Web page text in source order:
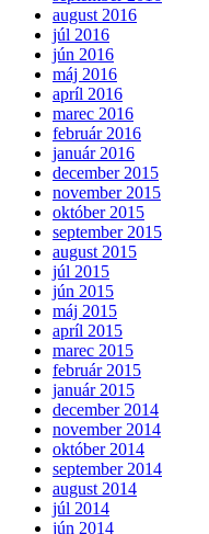
august 2016
júl 2016
jún 2016
máj 2016
apríl 2016
marec 2016
február 2016
január 2016
december 2015
november 2015
október 2015
september 2015
august 2015
júl 2015
jún 2015
máj 2015
apríl 2015
marec 2015
február 2015
január 2015
december 2014
november 2014
október 2014
september 2014
august 2014
júl 2014
jún 2014